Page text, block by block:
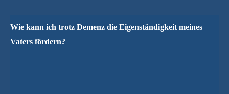
Wie kann ich trotz Demenz die Eigenständigkeit meines
Vaters fördern?